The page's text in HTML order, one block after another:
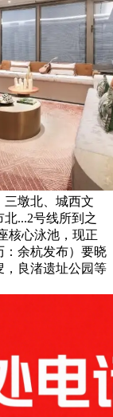
三墩北、城西文
...2号线所到之
核心泳池，现正
：余杭发布）要晓
，良渚遗址公园等